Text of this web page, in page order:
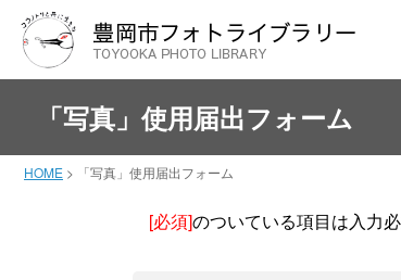
「写真」使用届出フォーム
HOME > 「写真」使用届出フォーム
[必須]のついている項目は入力必